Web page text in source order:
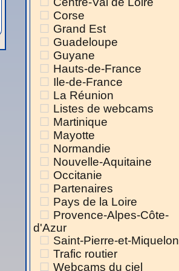
Corse
Grand Est
Guadeloupe
Guyane
Hauts-de-France
Ile-de-France
La Réunion
Listes de webcams
Martinique
Mayotte
Normandie
Nouvelle-Aquitaine
Occitanie
Partenaires
Pays de la Loire
Provence-Alpes-Côte-
d'Azur
Saint-Pierre-et-Miquelon
Trafic routier
Webcams du ciel